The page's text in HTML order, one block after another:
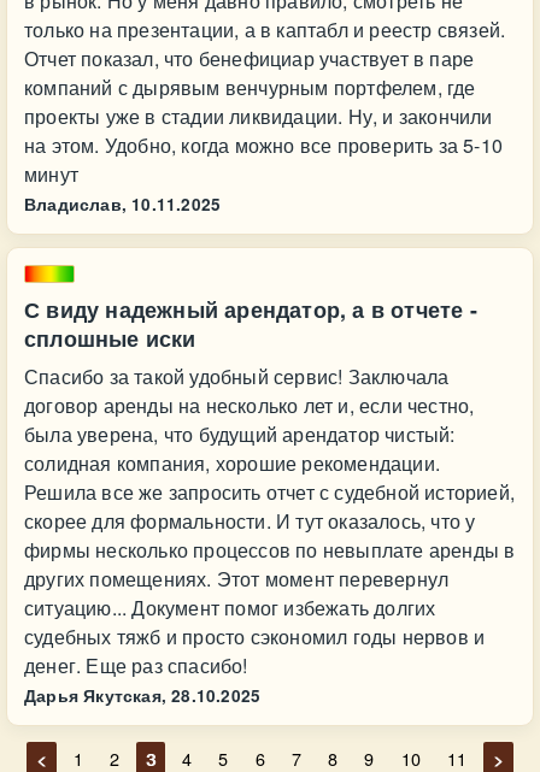
только на презентации, а в каптабл и реестр связей.
Отчет показал, что бенефициар участвует в паре
компаний с дырявым венчурным портфелем, где
проекты уже в стадии ликвидации. Ну, и закончили
на этом. Удобно, когда можно все проверить за 5-10
минут
Владислав, 10.11.2025
С виду надежный арендатор, а в отчете -
сплошные иски
Спасибо за такой удобный сервис! Заключала
договор аренды на несколько лет и, если честно,
была уверена, что будущий арендатор чистый:
солидная компания, хорошие рекомендации.
Решила все же запросить отчет с судебной историей,
скорее для формальности. И тут оказалось, что у
фирмы несколько процессов по невыплате аренды в
других помещениях. Этот момент перевернул
ситуацию... Документ помог избежать долгих
судебных тяжб и просто сэкономил годы нервов и
денег. Еще раз спасибо!
Дарья Якутская, 28.10.2025
< 1 2 3 4 5 6 7 8 9 10 11 >